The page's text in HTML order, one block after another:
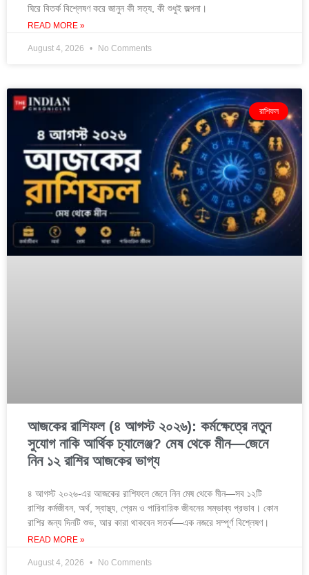
ঘিরে বিতর্ক বিশ্লেষণ করে জানুন কী সত্য, কী শুধুই জল্পনা।
READ MORE »
August 4, 2026 No Comments
রাশিফল
আজকের রাশিফল (৪ আগস্ট ২০২৬): কর্মক্ষেত্রে নতুন
সুযোগ নাকি আর্থিক চ্যালেঞ্জ? মেষ থেকে মীন—জেনে
নিন ১২ রাশির আজকের ভাগ্য
৪ আগস্ট ২০২৬-এর আজকের রাশিফলে জেনে নিন মেষ থেকে মীন—সব ১২টি
রাশির কর্মজীবন, অর্থ, স্বাস্থ্য, প্রেম ও পারিবারিক জীবনের সম্ভাব্য প্রভাব। কোন
রাশির জন্য দিনটি শুভ, আর কারা থাকবেন সতর্ক—এক নজরে সম্পূর্ণ বিশ্লেষণ।
READ MORE »
August 4, 2026 No Comments